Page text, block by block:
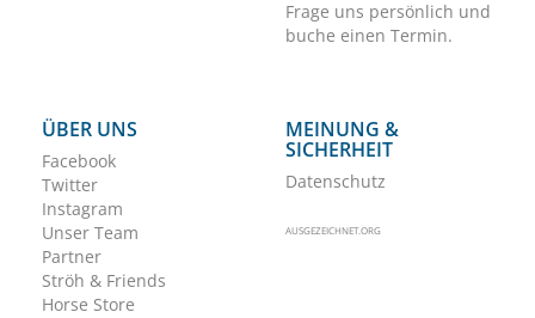
Frage uns persönlich und
buche einen Termin.
ÜBER UNS
Facebook
Twitter
Instagram
Unser Team
Partner
Ströh & Friends
Horse Store
MEINUNG &
SICHERHEIT
Datenschutz
AUSGEZEICHNET.ORG